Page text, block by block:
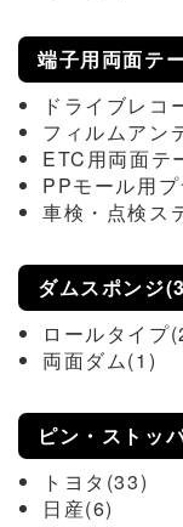
端子用両面テ
ドライブレコ
フィルムアン
ETC用両面テ
PPモール用
車検・点検ス
ダムスポンジ
ロールタイプ
両面ダム(1)
ピン・ストッ
トヨタ(33)
日産(6)